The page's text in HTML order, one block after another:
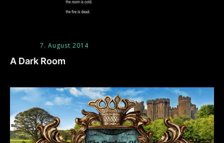
7. August 2014
A Dark Room